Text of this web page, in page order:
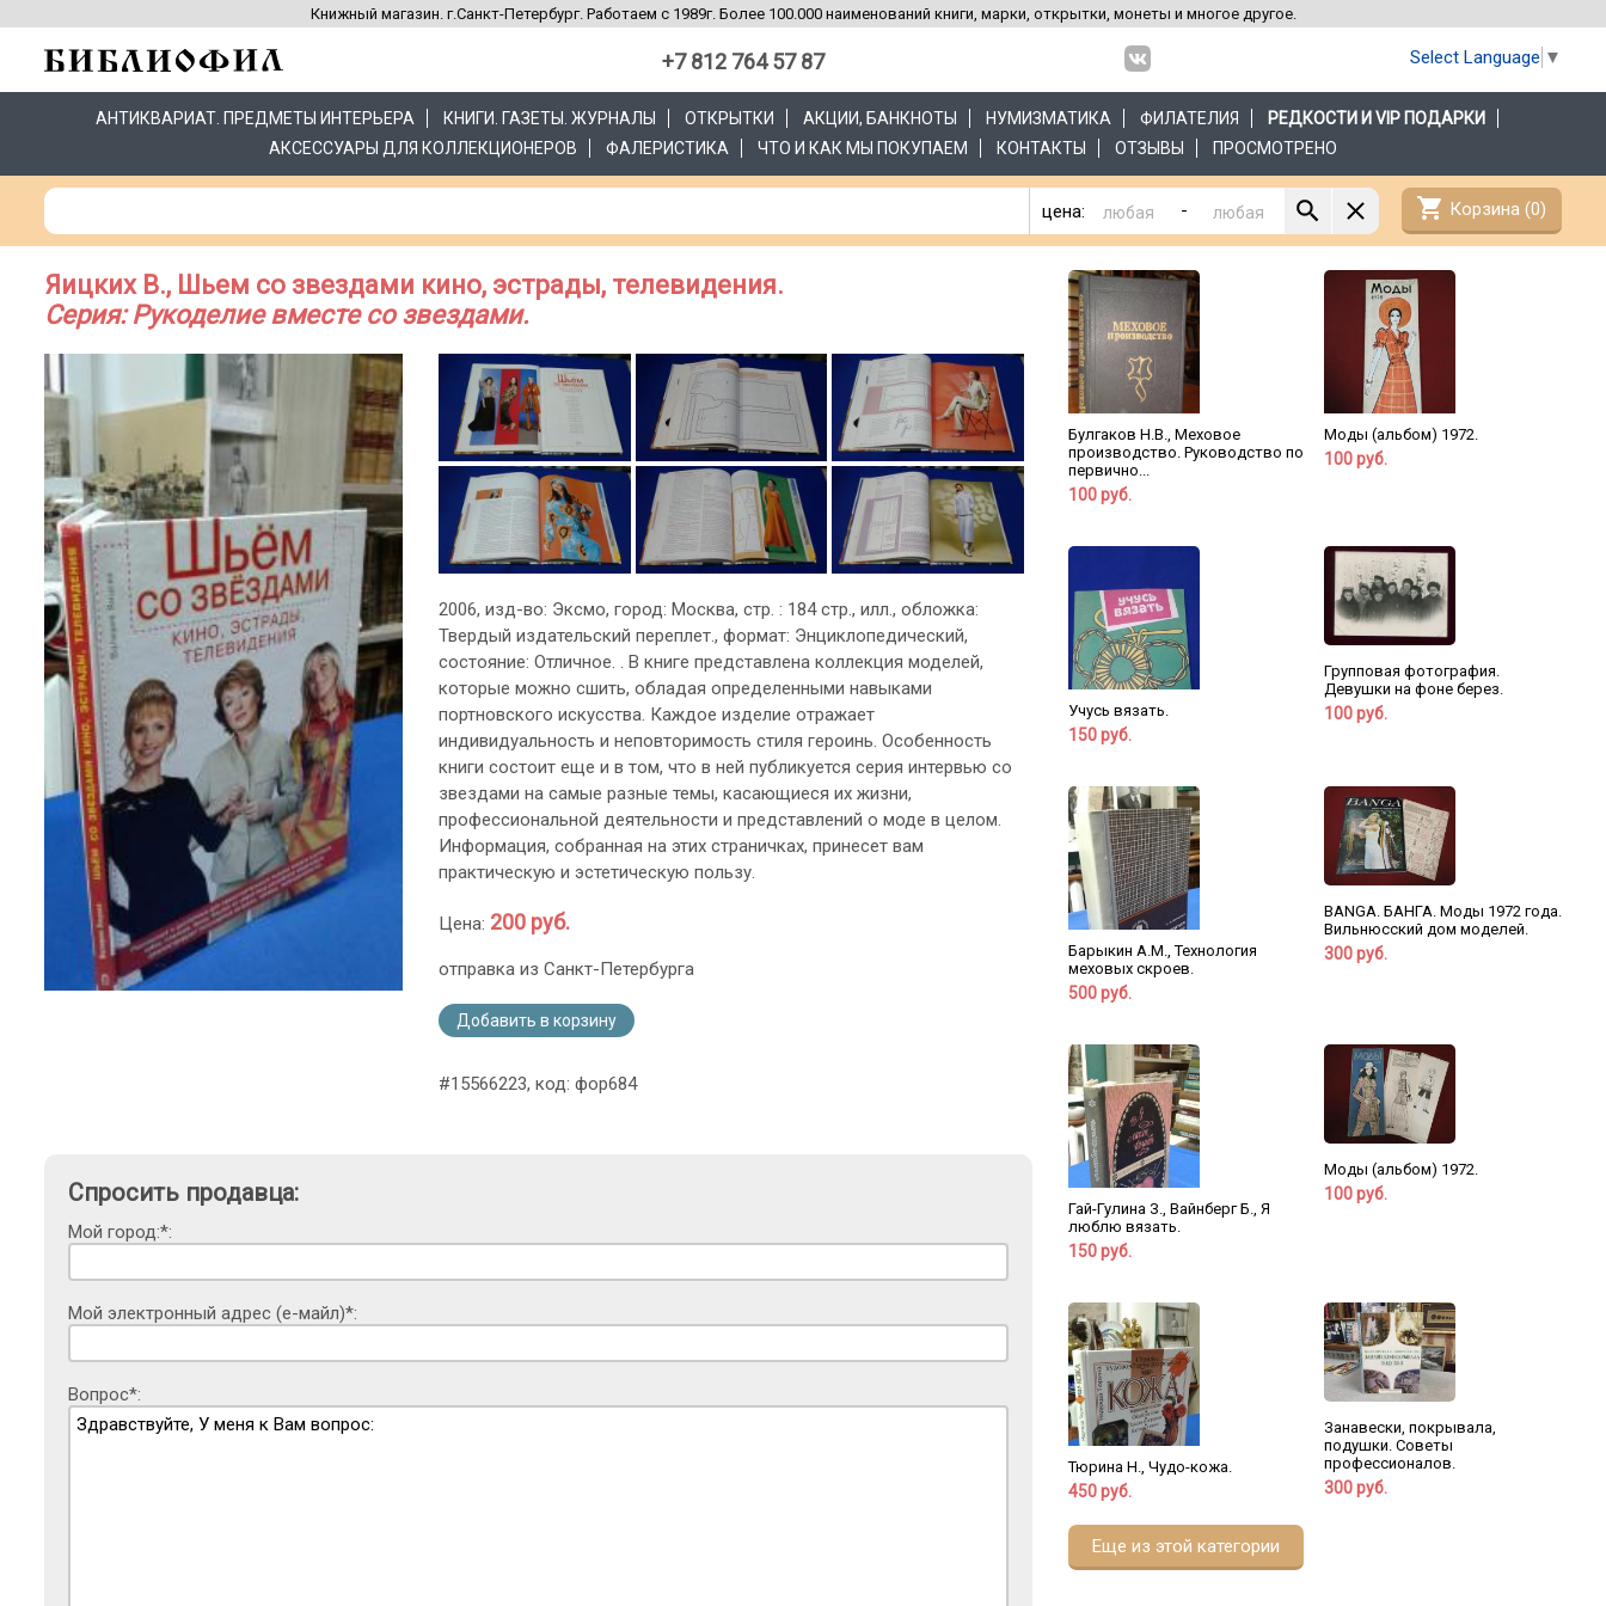
Книжный магазин. г.Санкт-Петербург. Работаем с 1989г. Более 100.000 наименований книги, марки, открытки, монеты и многое другое.
+7 812 764 57 87 Select Language ▼
АНТИКВАРИАТ. ПРЕДМЕТЫ ИНТЕРЬЕРА КНИГИ. ГАЗЕТЫ. ЖУРНАЛЫ ОТКРЫТКИ АКЦИИ, БАНКНОТЫ НУМИЗМАТИКА ФИЛАТЕЛИЯ
РЕДКОСТИ И VIP ПОДАРКИ
АКСЕССУАРЫ ДЛЯ КОЛЛЕКЦИОНЕРОВ
ФАЛЕРИСТИКА ЧТО И КАК МЫ ПОКУПАЕМ КОНТАКТЫ ОТЗЫВЫ ПРОСМОТРЕНО
цена: - shopping_cart Корзина (0)
Яицких В., Шьем со звездами кино, эстрады, телевидения.
Серия: Рукоделие вместе со звездами.
2006, изд-во: Эксмо, город: Москва, стр. : 184 стр., илл., обложка:
Твердый издательский переплет., формат: Энциклопедический,
состояние: Отличное. . В книге представлена коллекция моделей,
которые можно сшить, обладая определенными навыками
портновского искусства. Каждое изделие отражает
индивидуальность и неповторимость стиля героинь. Особенность
книги состоит еще и в том, что в ней публикуется серия интервью со
звездами на самые разные темы, касающиеся их жизни,
профессиональной деятельности и представлений о моде в целом.
Информация, собранная на этих страничках, принесет вам
практическую и эстетическую пользу.
Цена: 200 руб.
отправка из Санкт-Петербурга
Добавить в корзину
#15566223, код: фор684
Спросить продавца:
Мой город:*:
Мой электронный адрес (е-майл)*:
Вопрос*:
Булгаков Н.В., Меховое
производство. Руководство по
первично...
100 руб.
Моды (альбом) 1972.
100 руб.
Учусь вязать.
150 руб.
Групповая фотография.
Девушки на фоне берез.
100 руб.
Барыкин А.М., Технология
меховых скроев.
500 руб.
BANGA. БАНГА. Моды 1972 года.
Вильнюсский дом моделей.
300 руб.
Гай-Гулина З., Вайнберг Б., Я
люблю вязать.
150 руб.
Моды (альбом) 1972.
100 руб.
Тюрина Н., Чудо-кожа.
450 руб.
Занавески, покрывала,
подушки. Советы
профессионалов.
300 руб.
Еще из этой категории